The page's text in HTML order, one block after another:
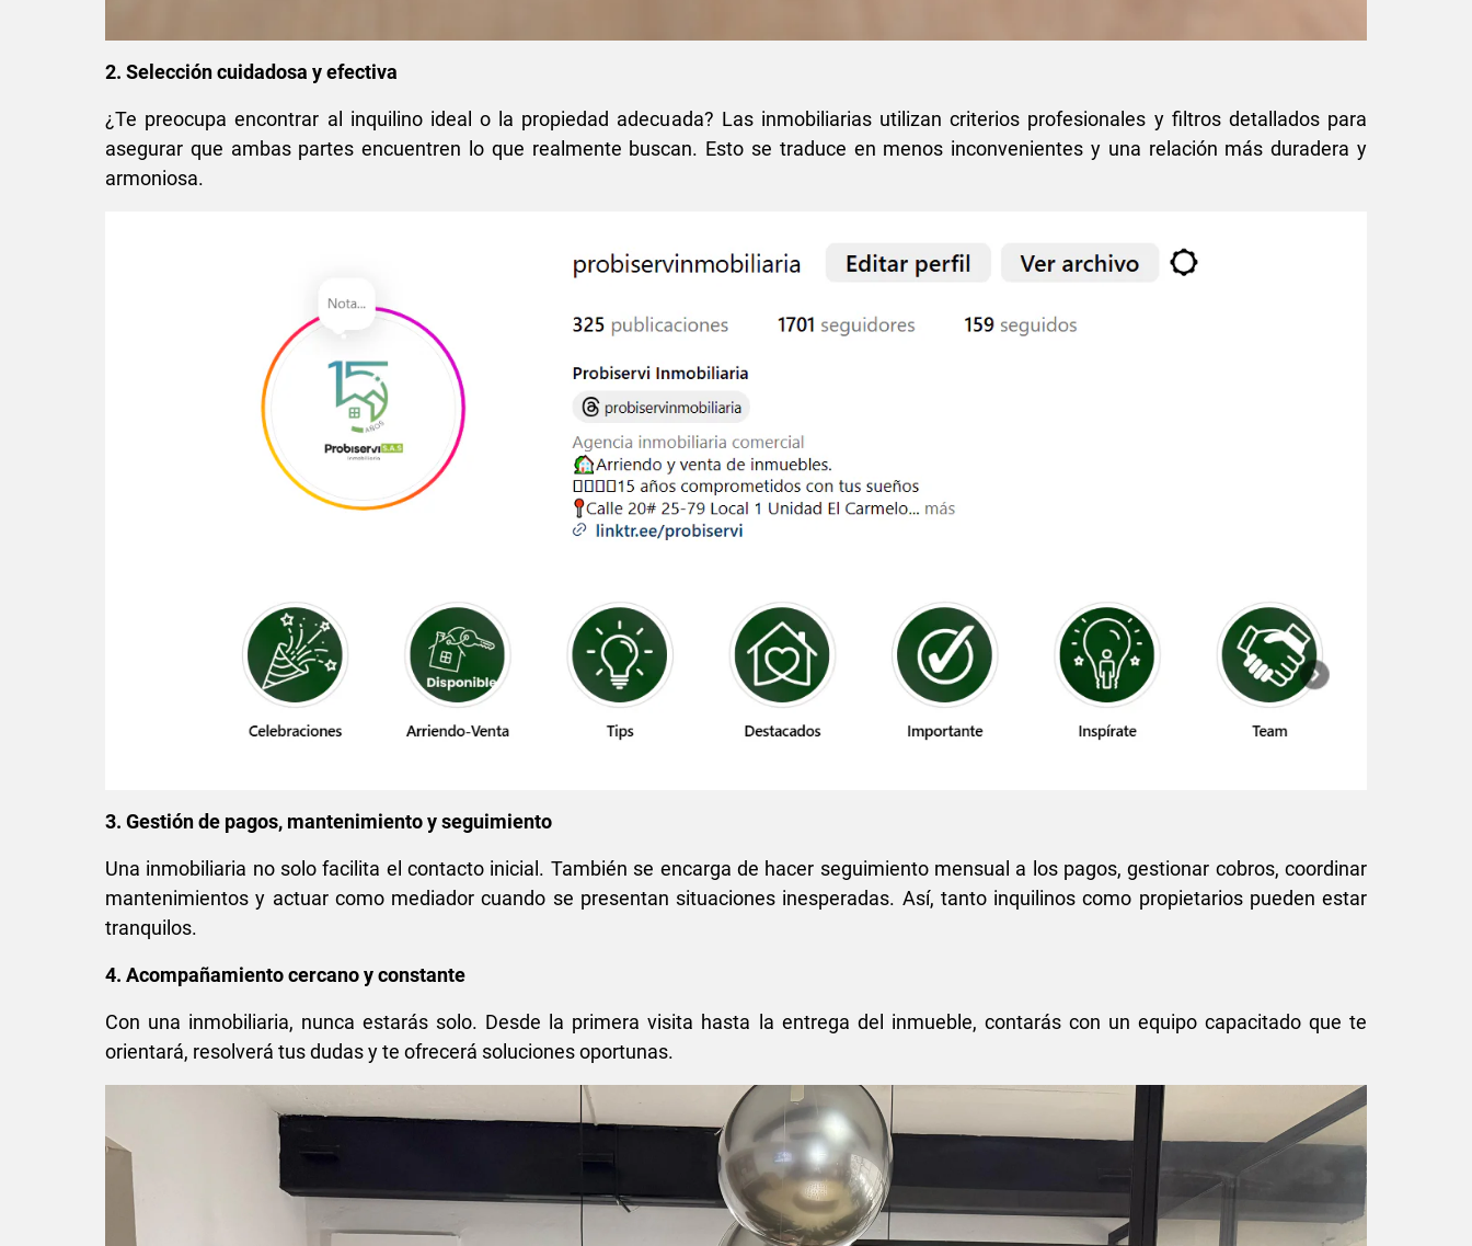
2. Selección cuidadosa y efectiva
¿Te preocupa encontrar al inquilino ideal o la propiedad adecuada? Las inmobiliarias utilizan criterios profesionales y filtros detallados para
asegurar que ambas partes encuentren lo que realmente buscan. Esto se traduce en menos inconvenientes y una relación más duradera y
armoniosa.
3. Gestión de pagos, mantenimiento y seguimiento
Una inmobiliaria no solo facilita el contacto inicial. También se encarga de hacer seguimiento mensual a los pagos, gestionar cobros, coordinar
mantenimientos y actuar como mediador cuando se presentan situaciones inesperadas. Así, tanto inquilinos como propietarios pueden estar
tranquilos.
4. Acompañamiento cercano y constante
Con una inmobiliaria, nunca estarás solo. Desde la primera visita hasta la entrega del inmueble, contarás con un equipo capacitado que te
orientará, resolverá tus dudas y te ofrecerá soluciones oportunas.